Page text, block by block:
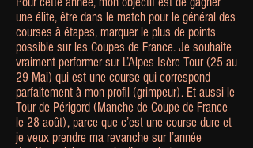
une élite, être dans le match pour le général des
courses à étapes, marquer le plus de points
possible sur les Coupes de France. Je souhaite
vraiment performer sur L’Alpes Isère Tour (25 au
29 Mai) qui est une course qui correspond
parfaitement à mon profil (grimpeur). Et aussi le
Tour de Périgord (Manche de Coupe de France
le 28 août), parce que c’est une course dure et
je veux prendre ma revanche sur l’année